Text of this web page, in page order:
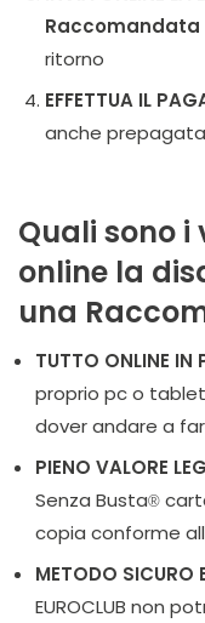
Raccomandata
ritorno
EFFETTUA IL
anche
Quali sono
online la
una
TUTTO ONLINE IN
proprio pc o
dover andare a
PIENO VALORE
Senza Busta®
copia conforme
METODO SICURO
EUROCLUB non